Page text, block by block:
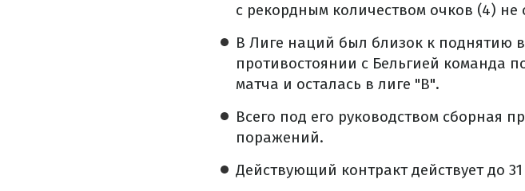
с рекордным количеством очков (4)
В Лиге наций был близок к поднятию
противостоянии с Бельгией команда
матча и осталась в лиге "B".
Всего под его руководством сборная
поражений.
Действующий контракт действует до